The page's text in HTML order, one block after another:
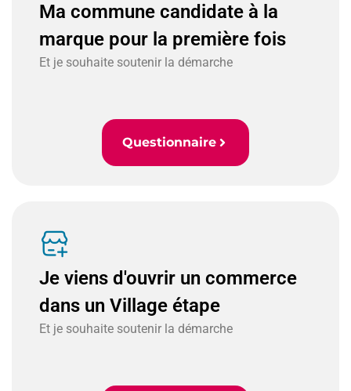
Ma commune candidate à la
marque pour la première fois
Et je souhaite soutenir la démarche
Questionnaire
Je viens d'ouvrir un commerce
dans un Village étape
Et je souhaite soutenir la démarche